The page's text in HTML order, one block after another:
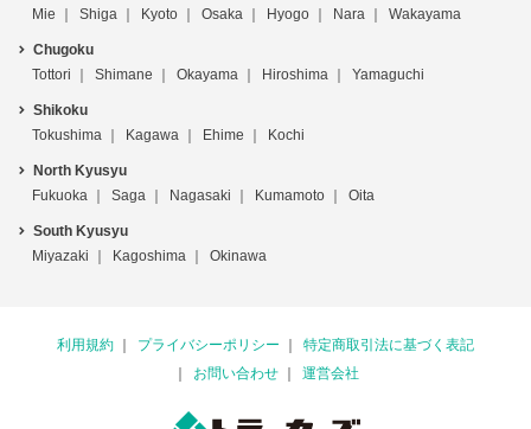
Mie
Shiga Kyoto Osaka Hyogo Nara Wakayama
Chugoku
Tottori
Shimane Okayama Hiroshima Yamaguchi
Shikoku
Tokushima
Kagawa Ehime Kochi
North Kyusyu
Fukuoka
Saga Nagasaki Kumamoto Oita
South Kyusyu
Miyazaki
Kagoshima Okinawa
利用規約 プライバシーポリシー
特定商取引法に基づく表記
お問い合わせ
運営会社